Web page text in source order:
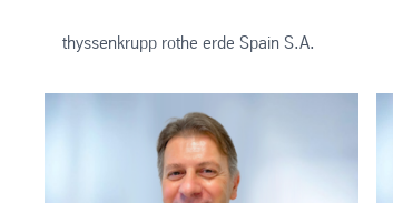
thyssenkrupp rothe erde Spain S.A.